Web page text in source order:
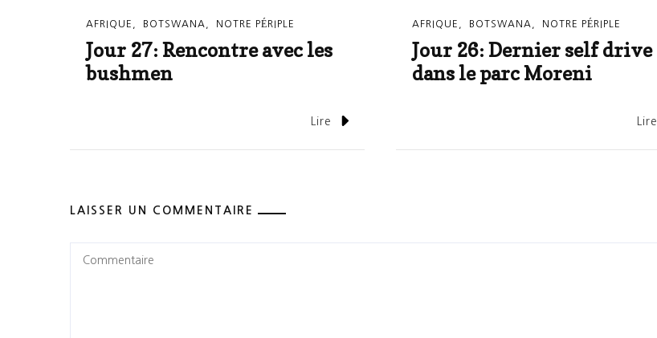
AFRIQUE BOTSWANA NOTRE PÉRIPLE
Jour 27: Rencontre avec les
bushmen
Lire
AFRIQUE BOTSWANA NOTRE PÉRIPLE
Jour 26: Dernier self drive
dans le parc Moreni
Lire
LAISSER UN COMMENTAIRE